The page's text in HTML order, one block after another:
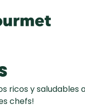
ricos y saludables
chefs!